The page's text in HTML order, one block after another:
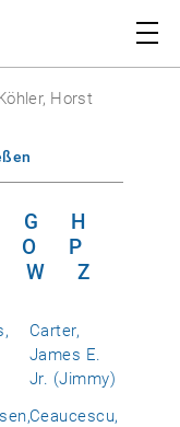
Horst
G
H
O
P
W Z
Carter,
James E.
Jr. (Jimmy)
Ceaucescu,